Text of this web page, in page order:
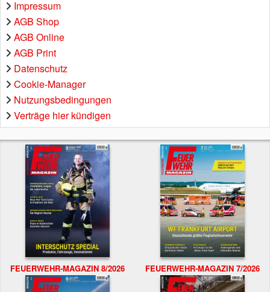
Impressum
AGB Shop
AGB Online
AGB Print
Datenschutz
Cookie-Manager
Nutzungsbedingungen
Verträge hier kündigen
FEUERWEHR-MAGAZIN 8/2026 FEUERWEHR-MAGAZIN 7/2026